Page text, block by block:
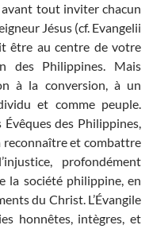
tout inviter chacun
Jésus (cf. Evangelii
être au centre de votre
des Philippines. Mais
à la conversion, à un
et comme peuple.
des Philippines,
reconnaître et combattre
profondément
la société philippine, en
du Christ. L’Évangile
honnêtes, intègres, et